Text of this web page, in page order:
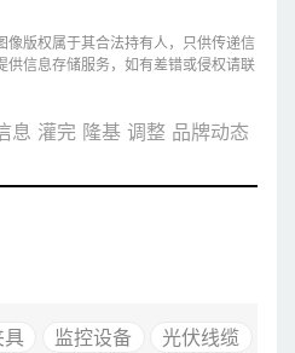
像版权属于其合法持有人，只供传递信
供信息存储服务，如有差错或侵权请联
息 灌完 隆基 调整 品牌动态
具 监控设备 光伏线缆